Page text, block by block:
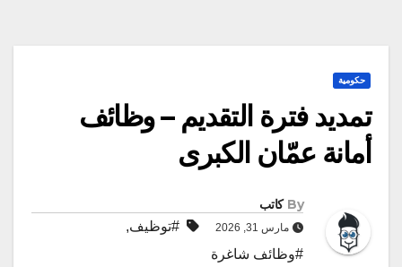
حكومية
تمديد فترة التقديم – وظائف
أمانة عمّان الكبرى
By كاتب
مارس 31, 2026 #توظيف,
#وظائف شاغرة